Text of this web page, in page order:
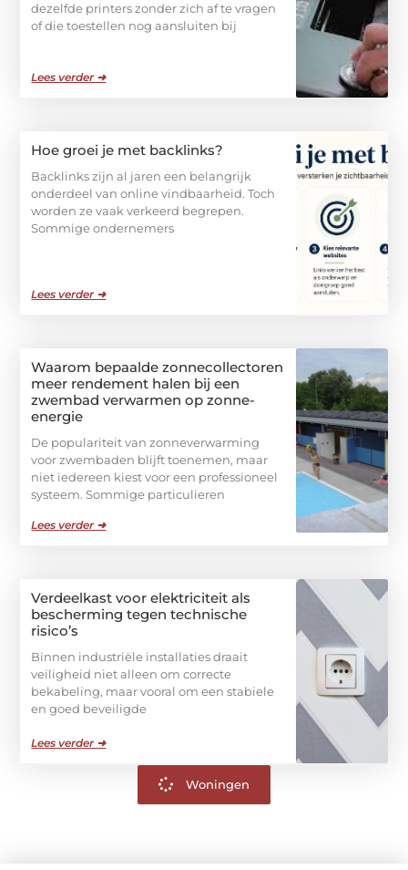
dezelfde printers zonder zich af te vragen
of die toestellen nog aansluiten bij
Lees verder ➜
Hoe groei je met backlinks?
Backlinks zijn al jaren een belangrijk
onderdeel van online vindbaarheid. Toch
worden ze vaak verkeerd begrepen.
Sommige ondernemers
Lees verder ➜
Waarom bepaalde zonnecollectoren
meer rendement halen bij een
zwembad verwarmen op zonne-
energie
De populariteit van zonneverwarming
voor zwembaden blijft toenemen, maar
niet iedereen kiest voor een professioneel
systeem. Sommige particulieren
Lees verder ➜
Verdeelkast voor elektriciteit als
bescherming tegen technische
risico’s
Binnen industriële installaties draait
veiligheid niet alleen om correcte
bekabeling, maar vooral om een stabiele
en goed beveiligde
Lees verder ➜
Woningen